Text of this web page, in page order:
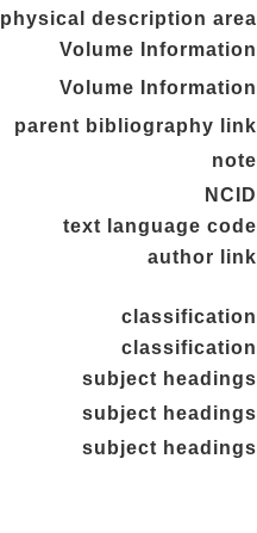
physical description area
Volume Information
Volume Information
parent bibliography link
note
NCID
text language code
author link
classification
classification
subject headings
subject headings
subject headings